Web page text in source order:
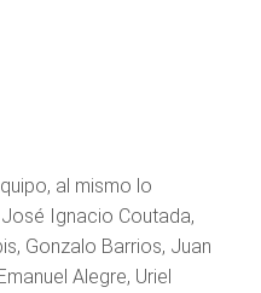
al mismo lo
Ignacio Coutada,
Gonzalo Barrios, Juan
Alegre, Uriel